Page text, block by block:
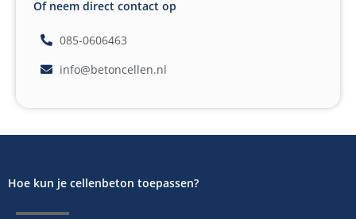
Of neem direct contact op
085-0606463
info@betoncellen.nl
Hoe kun je cellenbeton toepassen?